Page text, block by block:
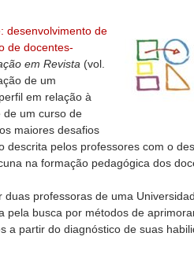
desenvolvimento de
de docentes-
em Revista (vol.
de um
em relação à
de um curso de
maiores desafios
descrita pelos professores com o
na formação pedagógica dos
duas professoras de uma
pela busca por métodos de
a partir do diagnóstico de suas